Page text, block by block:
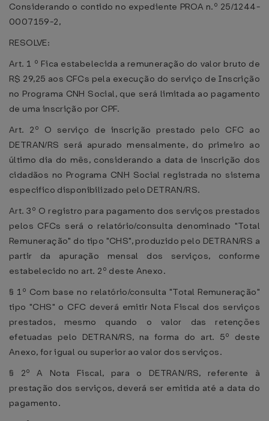
Considerando o contido no expediente PROA n.º 25/1244-
0007159-2,
RESOLVE:
Art. 1 º Fica estabelecida a remuneração do valor bruto de
R$ 29,25 aos CFCs pela execução do serviço de Inscrição
no Programa CNH Social, que será limitada ao pagamento
de uma inscrição por CPF.
Art. 2º O serviço de inscrição prestado pelo CFC ao
DETRAN/RS será apurado mensalmente, do primeiro ao
último dia do mês, considerando a data de inscrição dos
cidadãos no Programa CNH Social registrada no sistema
especifico disponibilizado pelo DETRAN/RS.
Art. 3º O registro para pagamento dos serviços prestados
pelos CFCs será o relatório/consulta denominado "Total
Remuneração" do tipo "CHS", produzido pelo DETRAN/RS a
partir da apuração mensal dos serviços, conforme
estabelecido no art. 2º deste Anexo.
§ 1º Com base no relatório/consulta "Total Remuneração"
tipo "CHS" o CFC deverá emitir Nota Fiscal dos serviços
prestados, mesmo quando o valor das retenções
efetuadas pelo DETRAN/RS, na forma do art. 5º deste
Anexo, for igual ou superior ao valor dos serviços.
§ 2º A Nota Fiscal, para o DETRAN/RS, referente à
prestação dos serviços, deverá ser emitida até a data do
pagamento.